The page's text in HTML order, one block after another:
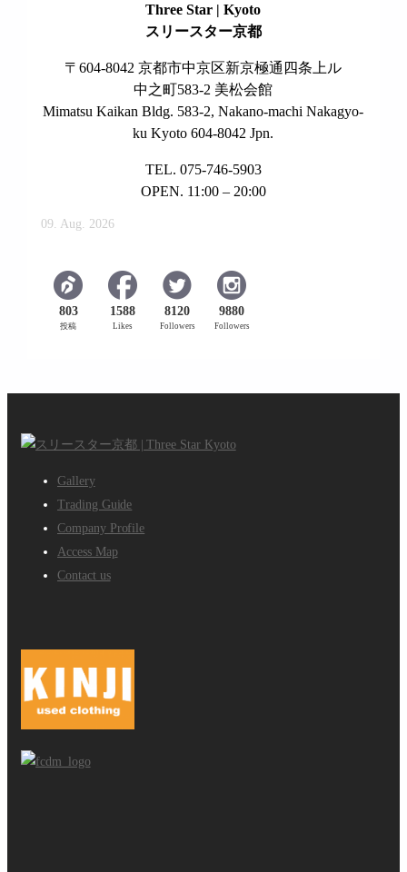
Three Star | Kyoto
スリースター京都
〒604-8042 京都市中京区新京極通四条上ル
中之町583-2 美松会館
Mimatsu Kaikan Bldg. 583-2, Nakano-machi Nakagyo-
ku Kyoto 604-8042 Jpn.
TEL. 075-746-5903
OPEN. 11:00 – 20:00
09. Aug. 2026
803
投稿
1588
Likes
8120
Followers
9880
Followers
Gallery
Trading Guide
Company Profile
Access Map
Contact us